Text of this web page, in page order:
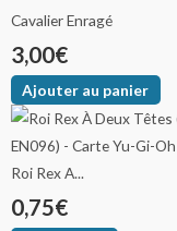
Cavalier Enragé
3,00€
Ajouter au panier
Roi Rex A...
0,75€